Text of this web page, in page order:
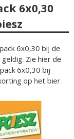
6x0,30
6x0,30 bij de
Zie hier de
6x0,30 bij
op het bier.